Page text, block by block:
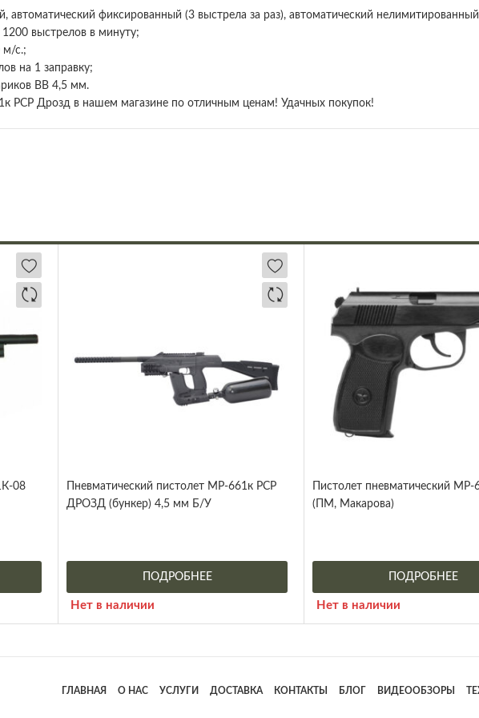
фиксированный (3 выстрела за раз), автоматический
выстрелов в минуту;
м/с.;
на 1 заправку;
ВВ 4,5 мм.
PCP Дрозд в нашем магазине по отличным ценам! Удачных покупок!
08
Пневматический пистолет МР-661к PCP
ДРОЗД (бункер) 4,5 мм Б/У
ПОДРОБНЕЕ
Нет в наличии
Пистолет пневматический
(ПМ, Макарова)
ПОДРОБНЕЕ
Нет в наличии
ГЛАВНАЯ О НАС УСЛУГИ ДОСТАВКА КОНТАКТЫ БЛОГ ВИДЕООБЗОРЫ